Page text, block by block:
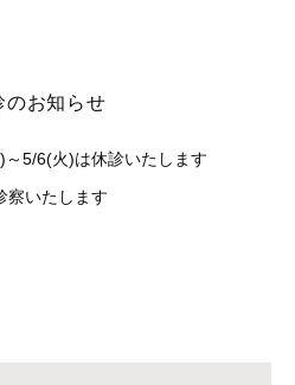
のお知らせ
5/6(火)は休診いたします
察いたします